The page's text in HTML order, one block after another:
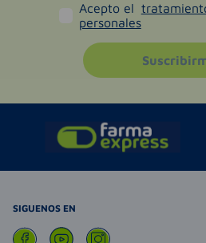
Acepto el
personales
SIGUENOS EN